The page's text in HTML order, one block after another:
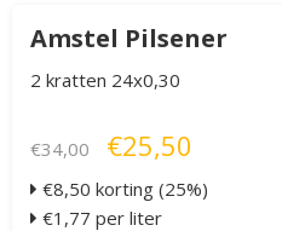
Amstel Pilsener
2 kratten 24x0,30
€34,00 €25,50
€8,50 korting (25%)
€1,77 per liter